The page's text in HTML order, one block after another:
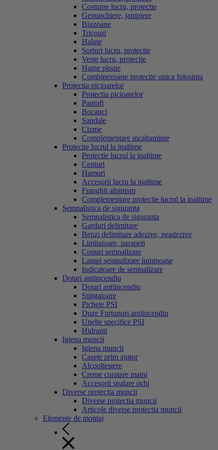
Costume lucru, protectie
Genunchiere, jampiere
Bluzoane
Tricouri
Halate
Sorturi lucru, protectie
Veste lucru, protectie
Haine ploaie
Combinezoane protectie unica folosinta
Protectia picioarelor
Protectia picioarelor
Pantofi
Bocanci
Sandale
Cizme
Complementare incaltaminte
Protectie lucrul la inaltime
Protectie lucrul la inaltime
Centuri
Hamuri
Accesorii lucru la inaltime
Franghii alpinism
Complementare protectie lucrul la inaltime
Semnalistica de siguranta
Semnalistica de siguranta
Garduri delimitare
Benzi delimitare adezive, neadezive
Limitatoare, parapeti
Conuri semnalizare
Lampi semnalizare luminoase
Indicatoare de semnalizare
Dotari antiincendiu
Dotari antiincendiu
Stingatoare
Pichete PSI
Duze Furtunuri antiincendiu
Unelte specifice PSI
Hidranti
Igiena muncii
Igiena muncii
Casete prim ajutor
Alcooltestere
Creme curatare maini
Accesorii spalare ochi
Diverse protectia muncii
Diverse protectia muncii
Articole diverse protectia muncii
Elemente de montaj